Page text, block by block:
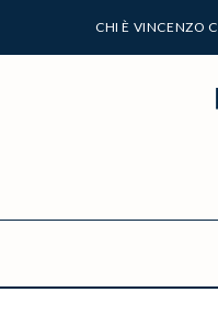
CHI È VINCENZO